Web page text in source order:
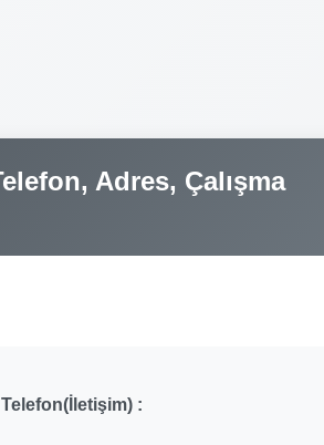
Adres, Çalışma
Telefon(İletişim) :